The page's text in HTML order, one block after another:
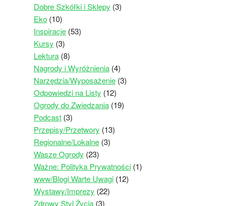
Dobre Szkółki i Sklepy (3)
Eko(10)
Inspiracje(53)
Kursy (3)
Lektura(8)
Nagrody i Wyróżnienia(4)
Narzędzia/Wyposażenie(3)
Odpowiedzi na Listy (12)
Ogrody do Zwiedzania(19)
Podcast(3)
Przepisy/Przetwory (13)
Regionalne/Lokalne(3)
Wasze Ogrody (23)
Ważne: Polityka Prywatności(1)
www/Blogi Warte Uwagi(12)
Wystawy/Imprezy (22)
Zdrowy Styl Życia(3)